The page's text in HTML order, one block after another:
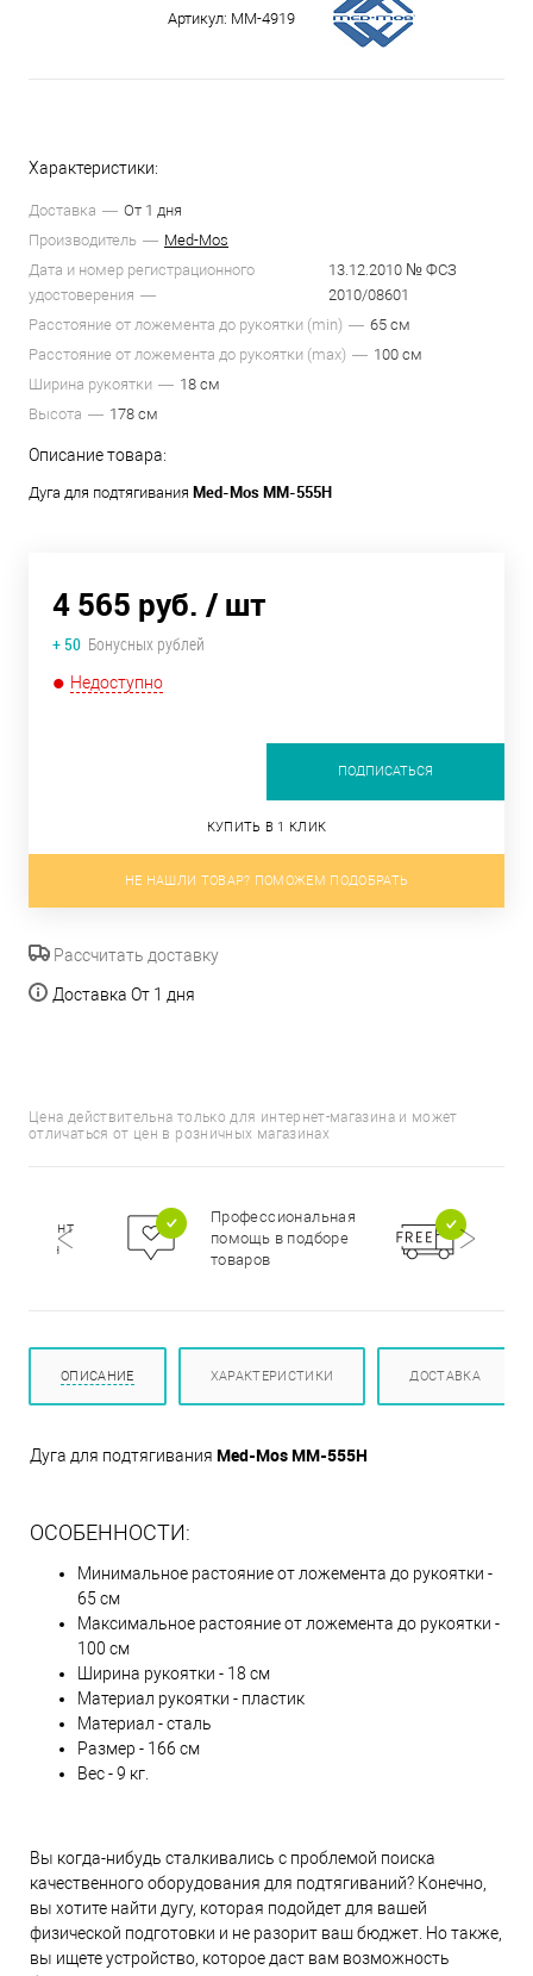
Артикул: ММ-4919
Характеристики:
Доставка
От 1 дня
Производитель
Med-Mos
Дата и номер регистрационного
удостоверения
13.12.2010 № ФСЗ
2010/08601
Расстояние от ложемента до рукоятки (min)
65 см
Расстояние от ложемента до рукоятки (max)
100 см
Ширина рукоятки
18 см
Высота
178 см
Описание товара:
Дуга для подтягивания Med-Mos ММ-555Н
4 565 руб. / шт
+ 50 Бонусных рублей
Недоступно
ПОДПИСАТЬСЯ
КУПИТЬ В 1 КЛИК
НЕ НАШЛИ ТОВАР? ПОМОЖЕМ ПОДОБРАТЬ
Рассчитать доставку
Доставка От 1 дня
Цена действительна только для интернет-магазина и может
отличаться от цен в розничных магазинах
Профессиональная
помощь в подборе
товаров
ОПИСАНИЕ ХАРАКТЕРИСТИКИ ДОСТАВКА
Дуга для подтягивания Med-Mos ММ-555Н
ОСОБЕННОСТИ:
Минимальное растояние от ложемента до рукоятки -
65 см
Максимальное растояние от ложемента до рукоятки -
100 см
Ширина рукоятки - 18 см
Материал рукоятки - пластик
Материал - сталь
Размер - 166 см
Вес - 9 кг.
Вы когда-нибудь сталкивались с проблемой поиска
качественного оборудования для подтягиваний? Конечно,
вы хотите найти дугу, которая подойдет для вашей
физической подготовки и не разорит ваш бюджет. Но также,
вы ищете устройство, которое даст вам возможность